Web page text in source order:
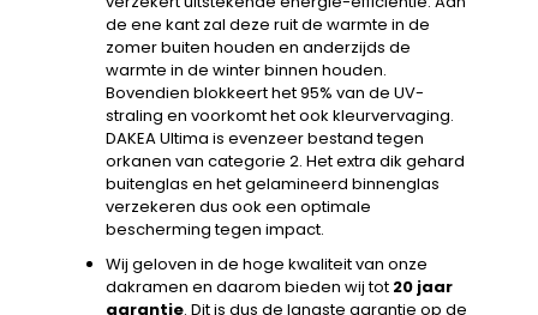
de ene kant zal deze ruit de warmte in de
zomer buiten houden en anderzijds de
warmte in de winter binnen houden.
Bovendien blokkeert het 95% van de UV-
straling en voorkomt het ook kleurvervaging.
DAKEA Ultima is evenzeer bestand tegen
orkanen van categorie 2. Het extra dik gehard
buitenglas en het gelamineerd binnenglas
verzekeren dus ook een optimale
bescherming tegen impact.
Wij geloven in de hoge kwaliteit van onze
dakramen en daarom bieden wij tot 20 jaar
garantie. Dit is dus de langste garantie op de